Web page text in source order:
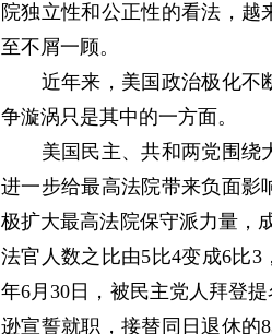
院独立性和公正性的看法，
至不屑一顾。
近年来，美国政治极化不断
争漩涡只是其中的一方面。
美国民主、共和两党围绕
进一步给最高法院带来负面影
极扩大最高法院保守派力量，
法官人数之比由5比4变成6比
年6月30日，被民主党人拜登
逊宣誓就职，接替同日退休的